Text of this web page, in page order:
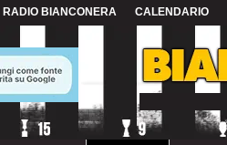
RADIO BIANCONERA CALENDARIO